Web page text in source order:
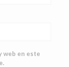
web en este